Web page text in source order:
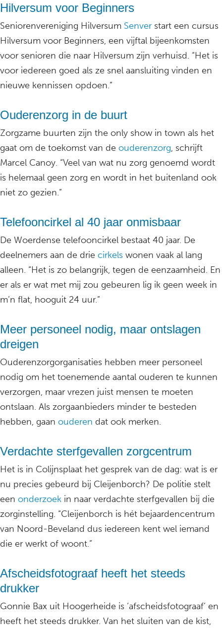
Hilversum voor Beginners
Seniorenvereniging Hilversum Senver start een cursus
Hilversum voor Beginners, een vijftal bijeenkomsten
voor senioren die naar Hilversum zijn verhuisd. “Het is
voor iedereen goed als ze snel aansluiting vinden en
nieuwe kennissen opdoen.”
Ouderenzorg in de buurt
Zorgzame buurten zijn the only show in town als het
gaat om de toekomst van de ouderenzorg, schrijft
Marcel Canoy. “Veel van wat nu zorg genoemd wordt
is helemaal geen zorg en wordt in het buitenland ook
niet zo gezien.”
Telefooncirkel al 40 jaar onmisbaar
De Woerdense telefooncirkel bestaat 40 jaar. De
deelnemers aan de drie cirkels wonen vaak al lang
alleen. “Het is zo belangrijk, tegen de eenzaamheid. En
er als er wat met mij zou gebeuren lig ik geen week in
m’n flat, hooguit 24 uur.”
Meer personeel nodig, maar ontslagen
dreigen
Ouderenzorgorganisaties hebben meer personeel
nodig om het toenemende aantal ouderen te kunnen
verzorgen, maar vrezen juist mensen te moeten
ontslaan. Als zorgaanbieders minder te besteden
hebben, gaan ouderen dat ook merken.
Verdachte sterfgevallen zorgcentrum
Het is in Colijnsplaat het gesprek van de dag: wat is er
nu precies gebeurd bij Cleijenborch? De politie stelt
een onderzoek in naar verdachte sterfgevallen bij die
zorginstelling. “Cleijenborch is hét bejaardencentrum
van Noord-Beveland dus iedereen kent wel iemand
die er werkt of woont.”
Afscheidsfotograaf heeft het steeds
drukker
Gonnie Bax uit Hoogerheide is ‘afscheidsfotograaf’ en
heeft het steeds drukker. Van het sluiten van de kist,